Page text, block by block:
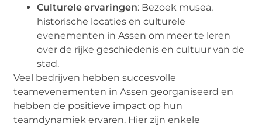
Culturele ervaringen: Bezoek musea,
historische locaties en culturele
evenementen in Assen om meer te leren
over de rijke geschiedenis en cultuur van de
stad.
Veel bedrijven hebben succesvolle
teamevenementen in Assen georganiseerd en
hebben de positieve impact op hun
teamdynamiek ervaren. Hier zijn enkele